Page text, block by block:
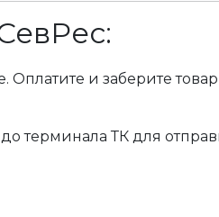
и заберите
терминала ТК для